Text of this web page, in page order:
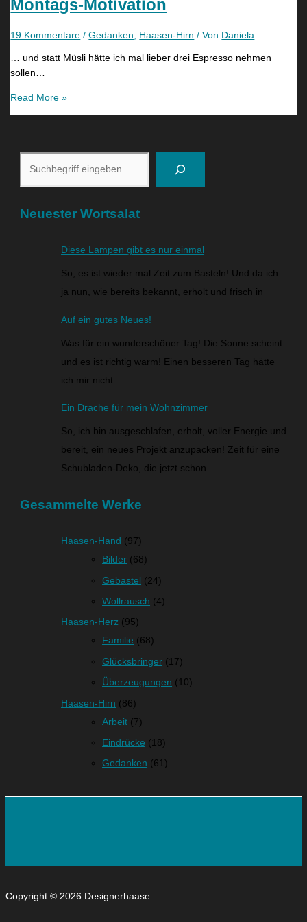
Montags-Motivation
19 Kommentare /Gedanken Haasen-Hirn / Von Daniela
… und statt Müsli hätte ich mal lieber drei Espresso nehmen
sollen…
Read More »
Neuester Wortsalat
Diese Lampen gibt es nur einmal
So, es ist wieder mal Zeit zum Basteln! Und da ich
ja nun, wie bereits bekannt, erholt und frisch in
Auf ein gutes Neues!
Was für ein wunderschöner Tag! Die Sonne scheint
und es ist richtig warm! Einen besseren Tag hätte
ich mir nicht
Ein Drache für mein Wohnzimmer
So, ich bin ausgeschlafen, erholt, voller Energie und
bereit, ein neues Projekt anzupacken! Zeit für eine
Schubladen-Deko, die jetzt schon
Gesammelte Werke
Haasen-Hand (97)
Bilder (68)
Gebastel (24)
Wollrausch (4)
Haasen-Herz (95)
Familie (68)
Glücksbringer (17)
Überzeugungen (10)
Haasen-Hirn (86)
Arbeit (7)
Eindrücke (18)
Gedanken (61)
Copyright © 2026 Designerhaase